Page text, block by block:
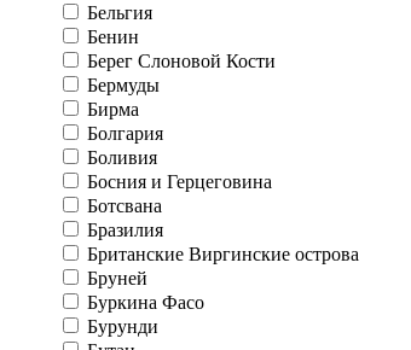
Бельгия
Бенин
Берег Слоновой Кости
Бермуды
Бирма
Болгария
Боливия
Босния и Герцеговина
Ботсвана
Бразилия
Британские Виргинские острова
Бруней
Буркина Фасо
Бурунди